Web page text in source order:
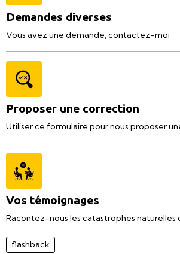
Demandes diverses
Vous avez une demande, contactez-moi
Proposer une correction
Utiliser ce formulaire pour nous proposer
Vos témoignages
Racontez-nous les catastrophes naturelles
flashback